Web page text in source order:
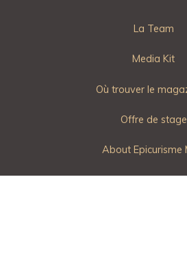
La Team
Media Kit
Où trouver le
Offre de stage
About Epicurisme
CGU